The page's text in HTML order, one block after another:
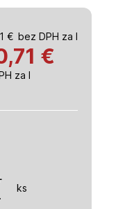
€ bez DPH za l
€
za l
ks